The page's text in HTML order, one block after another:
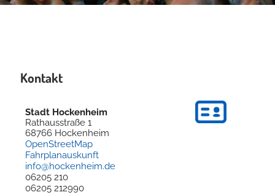
Kontakt
Stadt Hockenheim
Rathausstraße 1
68766 Hockenheim
OpenStreetMap
Fahrplanauskunft
info@hockenheim.de
06205 210
06205 212990